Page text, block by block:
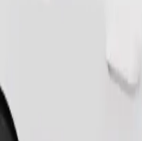
μεσαίου μεγέθους.